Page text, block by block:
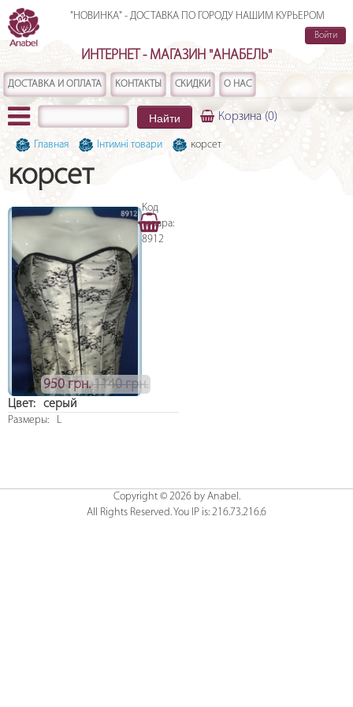
ИНТЕРНЕТ - МАГАЗИН "АНАБЕЛЬ"
"НОВИНКА" - ДОСТАВКА ПО ГОРОДУ НАШИМ КУРЬЕРОМ
ДОСТАВКА И ОПЛАТА КОНТАКТЫ СКИДКИ О НАС
Найти Корзина(0)
Войти
Главная Інтимні товари корсет
корсет
Код
товара:
8912
950 грн.1140 грн.
Цвет: серый
Размеры: L
Copyright © 2026 by Anabel.
All Rights Reserved. You IP is: 216.73.216.6